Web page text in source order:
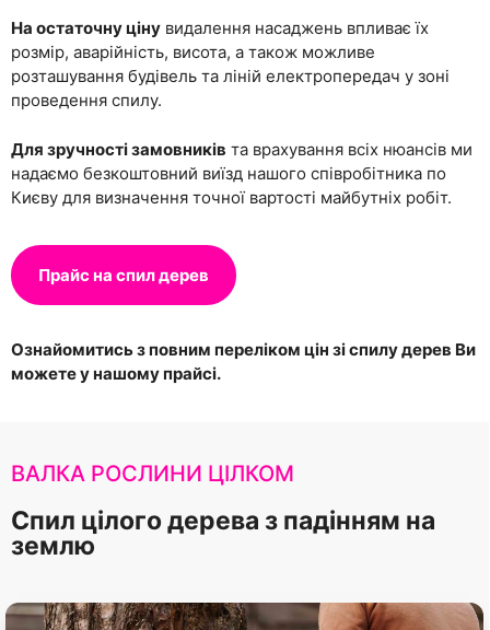
На остаточну ціну видалення насаджень впливає їх
розмір, аварійність, висота, а також можливе
розташування будівель та ліній електропередач у зоні
проведення спилу.
Для зручності замовників та врахування всіх нюансів ми
надаємо безкоштовний виїзд нашого співробітника по
Києву для визначення точної вартості майбутніх робіт.
Прайс на спил дерев
Ознайомитись з повним переліком цін зі спилу дерев Ви
можете у нашому прайсі.
ВАЛКА РОСЛИНИ ЦІЛКОМ
Спил цілого дерева з падінням на
землю